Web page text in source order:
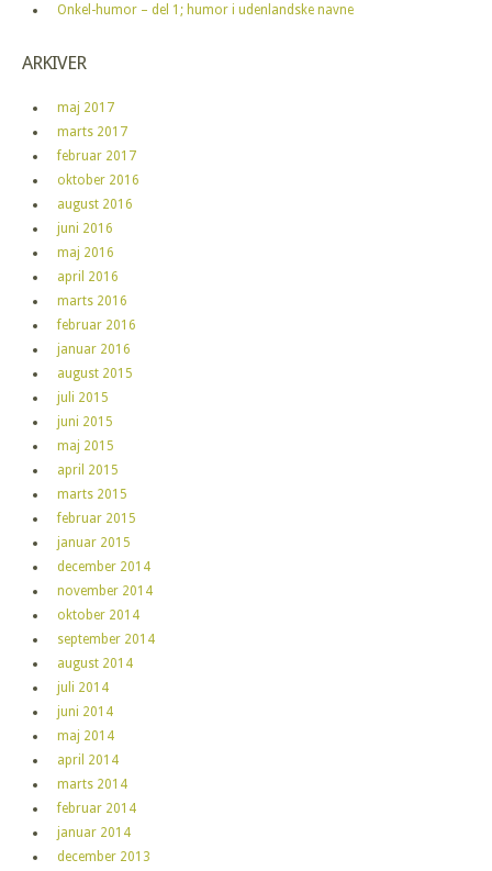
Onkel-humor – del 1; humor i udenlandske navne
ARKIVER
maj 2017
marts 2017
februar 2017
oktober 2016
august 2016
juni 2016
maj 2016
april 2016
marts 2016
februar 2016
januar 2016
august 2015
juli 2015
juni 2015
maj 2015
april 2015
marts 2015
februar 2015
januar 2015
december 2014
november 2014
oktober 2014
september 2014
august 2014
juli 2014
juni 2014
maj 2014
april 2014
marts 2014
februar 2014
januar 2014
december 2013